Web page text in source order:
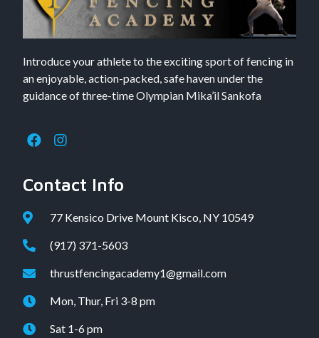
Introduce your athlete to the exciting sport of fencing in
an enjoyable, action-packed, safe haven under the
guidance of three-time Olympian Mika’il Sankofa
Contact Info
77 Kensico Drive Mount Kisco, NY 10549
(917) 371-5603
thrustfencingacademy1@gmail.com
Mon, Thur, Fri 3-8 pm
Sat 1-6 pm